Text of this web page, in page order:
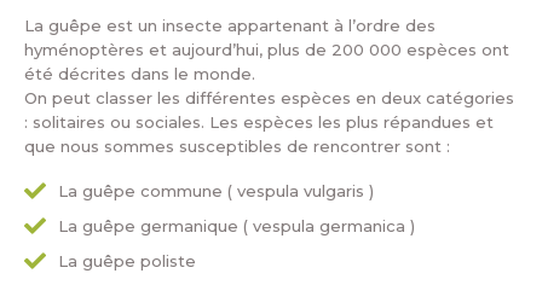
La guêpe est un insecte appartenant à l’ordre des
hyménoptères et aujourd’hui, plus de 200 000 espèces ont
été décrites dans le monde.
On peut classer les différentes espèces en deux catégories
: solitaires ou sociales. Les espèces les plus répandues et
que nous sommes susceptibles de rencontrer sont :
La guêpe commune ( vespula vulgaris )
La guêpe germanique ( vespula germanica )
La guêpe poliste